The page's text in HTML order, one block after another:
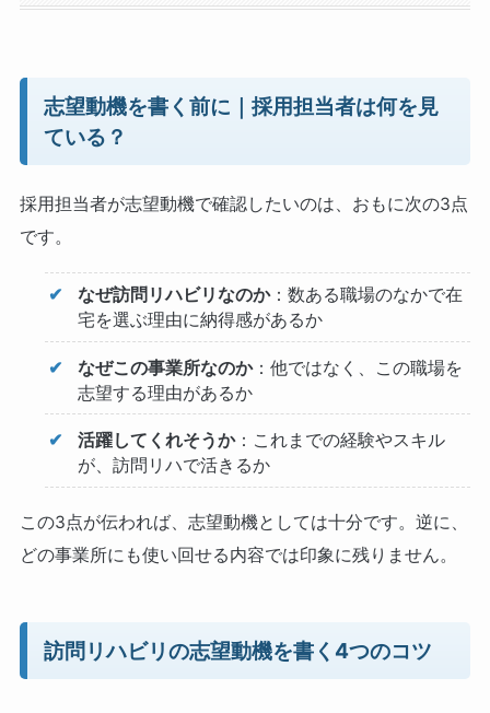
志望動機を書く前に｜採用担当者は何を見
ている？
採用担当者が志望動機で確認したいのは、おもに次の3点
です。
なぜ訪問リハビリなのか：数ある職場のなかで在
宅を選ぶ理由に納得感があるか
なぜこの事業所なのか：他ではなく、この職場を
志望する理由があるか
活躍してくれそうか：これまでの経験やスキル
が、訪問リハで活きるか
この3点が伝われば、志望動機としては十分です。逆に、
どの事業所にも使い回せる内容では印象に残りません。
訪問リハビリの志望動機を書く4つのコツ